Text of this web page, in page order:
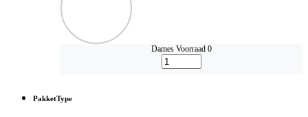
Dames Voorraad 0
PakketType